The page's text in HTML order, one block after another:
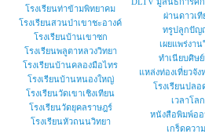
โรงเรียนท่าข้ามพิทยาคม
โรงเรียนสวนป่าเขาชะอางค์
โรงเรียนบ้านเขาซก
โรงเรียนพลูตาหลวงวิทยา
โรงเรียนบ้านคลองมือไทร
โรงเรียนบ้านหนองใหญ่
โรงเรียนวัดเขาเชิงเทียน
โรงเรียนวัดยุคลราษฎร์
โรงเรียนหัวถนนวิทยา
ผ่านดาวเที
ทรูปลูกปัญ
เผยแพร่งาน
ทำเนียบศิษย์
แหล่งท่องเที่ยวจั
โรงเรียนปลอ
เวลาโลก
หนังสือพิมพ์อ
เกร็ดควา